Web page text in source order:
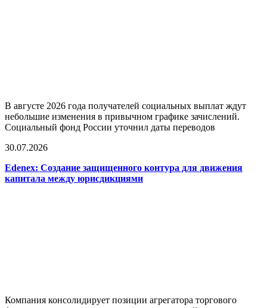
В августе 2026 года получателей социальных выплат ждут
небольшие изменения в привычном графике зачислений.
Социальный фонд России уточнил даты переводов
30.07.2026
Edenex: Создание защищенного контура для движения
капитала между юрисдикциями
Компания консолидирует позиции агрегатора торгового